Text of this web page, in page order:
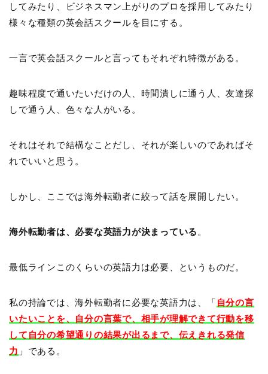
してみたり、ビジネスマン上がりのプロを採用してみたり
様々な種類の英会話スクールを目にする。
一言で英会話スクールと言ってもそれぞれ特徴がある。
趣味程度で通いたいだけの人、時間潰しに通う人、友達探
しで通う人、色々な人がいる。
それはそれで結構なことだし、それが楽しいのであればそ
れでいいと思う。
しかし、ここでは海外転勤者に絞って話を展開したい。
海外転勤者は、必要な英語力が決まっている 。
最低ラインこのくらいの英語力は必要、というものだ。
私の持論では、海外転勤者に必要な英語力は、「 自分の言
いたいことを、自分の言葉で、相手が理解できて行動を移
して自分の希望通りの結果が出るまで、伝えきれる発信
力 」である。